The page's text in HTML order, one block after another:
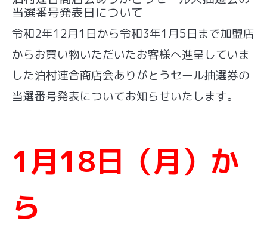
当選番号発表日について
令和2年12月1日から令和3年1月5日まで加盟店
からお買い物いただいたお客様へ進呈していま
した泊村連合商店会ありがとうセール抽選券の
当選番号発表についてお知らせいたします。
1月18日（月）か
ら